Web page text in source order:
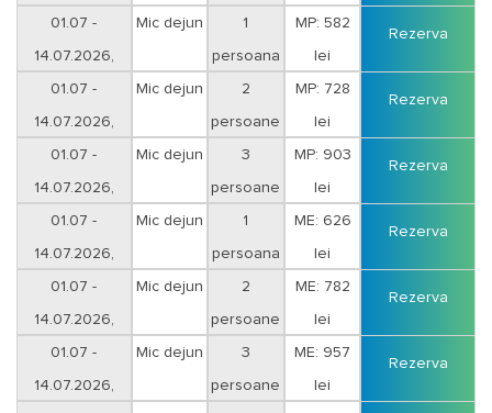
01.07 -
14.07.2026,
Mic dejun 1
persoana
MP: 582
lei
Rezerva
01.07 -
14.07.2026,
Mic dejun 2
persoane
MP: 728
lei
Rezerva
01.07 -
14.07.2026,
Mic dejun 3
persoane
MP: 903
lei
Rezerva
01.07 -
14.07.2026,
Mic dejun 1
persoana
ME: 626
lei
Rezerva
01.07 -
14.07.2026,
Mic dejun 2
persoane
ME: 782
lei
Rezerva
01.07 -
14.07.2026,
Mic dejun 3
persoane
ME: 957
lei
Rezerva